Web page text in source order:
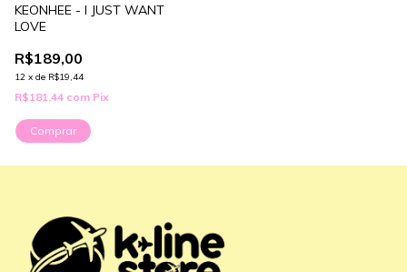
KEONHEE - I JUST WANT
LOVE
R$189,00
12 x de R$19,44
R$181,44 com Pix
Comprar